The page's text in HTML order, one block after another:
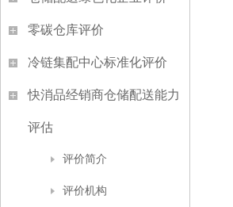
零碳仓库评价
冷链集配中心标准化评价
快消品经销商仓储配送能力
评估
评价简介
评价机构